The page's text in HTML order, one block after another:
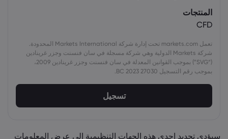
المنتجات
CFD
تعمل markets.com تحت إدارة شركة Markets International المحدودة.
شركة Markets الدولية وهي شركة مسجلة في سان فنسنت وجزر غرينادين
(“SVG”) بموجب القوانين المعدلة في سان فنسنت وجزر غرينادين 2009،
بموجب رقم التسجيل 27030 BC 2023.
تسجيل
سيؤدي تحديد إحدى هذه الجهات التنظيمية إلى عرض المعلومات